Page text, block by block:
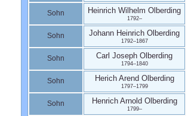
Sohn Heinrich Wilhelm Olberding
1792–
Sohn Johann Heinrich Olberding
1792–1867
Sohn Carl Joseph Olberding
1794–1840
Sohn Herich Arend Olberding
1797–1799
Sohn Henrich Arnold Olberding
1799–